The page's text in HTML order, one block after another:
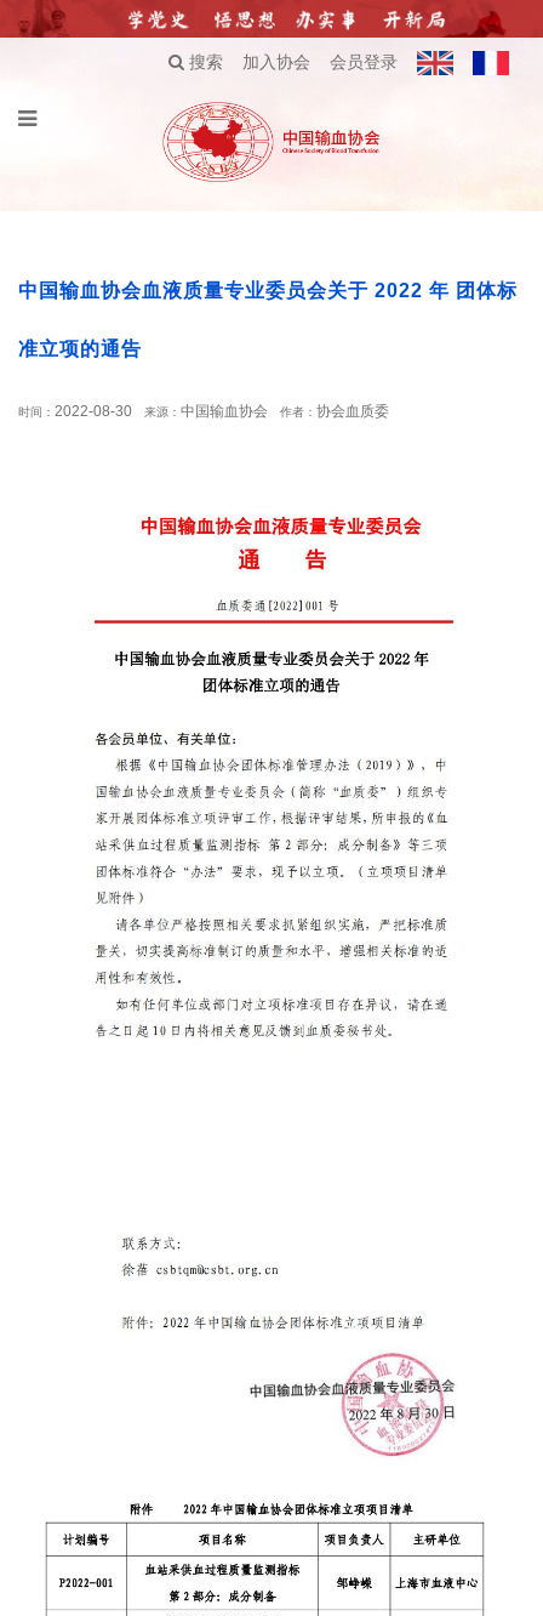
搜索 加入协会 会员登录
中国输血协会血液质量专业委员会关于 2022 年 团体标
准立项的通告
时间： 2022-08-30 来源： 中国输血协会 作者： 协会血质委